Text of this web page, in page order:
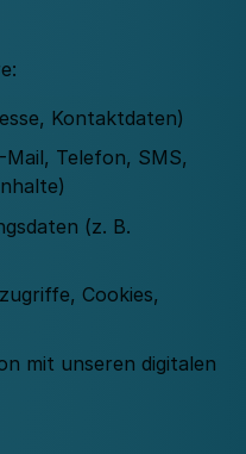
Kontaktdaten)
Telefon, SMS,
(z. B.
Cookies,
mit unseren digitalen